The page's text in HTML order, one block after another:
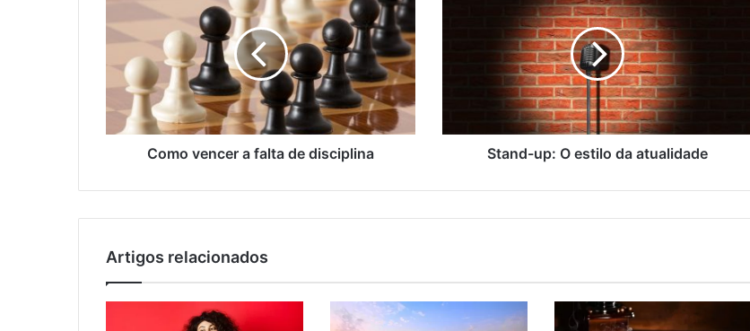
Como vencer a falta de disciplina Stand-up: O estilo da atualidade
Artigos relacionados